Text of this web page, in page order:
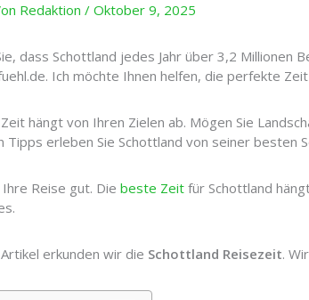
Redaktion/Oktober 9, 2025
dass Schottland jedes Jahr über 3,2 Millionen
Ich möchte Ihnen helfen, die perfekte
hängt von Ihren Zielen ab. Mögen Sie
Tipps erleben Sie Schottland von seiner besten
Ihre Reise gut. Diebeste Zeit für Schottland
erkunden wir die Schottland Reisezeit.